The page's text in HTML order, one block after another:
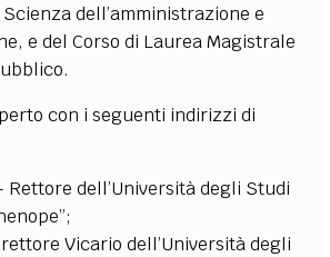
dell’amministrazione e
e del Corso di Laurea Magistrale
con i seguenti indirizzi di
Rettore dell’Università degli Studi
Vicario dell’Università degli